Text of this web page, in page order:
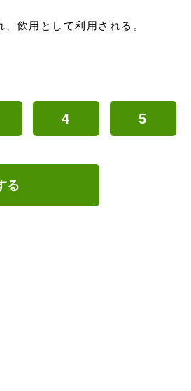
飲用として利用される。
4 5
る